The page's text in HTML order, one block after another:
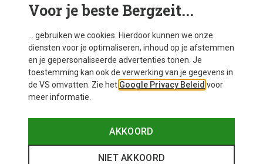
Voor je beste Bergzeit...
... gebruiken we cookies. Hierdoor kunnen we onze
diensten voor je optimaliseren, inhoud op je afstemmen
en je gepersonaliseerde advertenties tonen. Je
toestemming kan ook de verwerking van je gegevens in
de VS omvatten. Zie het Google Privacy Beleid voor
meer informatie.
AKKOORD
NIET AKKOORD